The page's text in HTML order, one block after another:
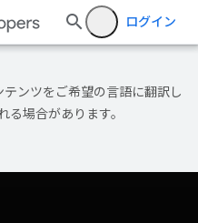
ログイン
ンツをご希望の言語に翻訳し
る場合があります。